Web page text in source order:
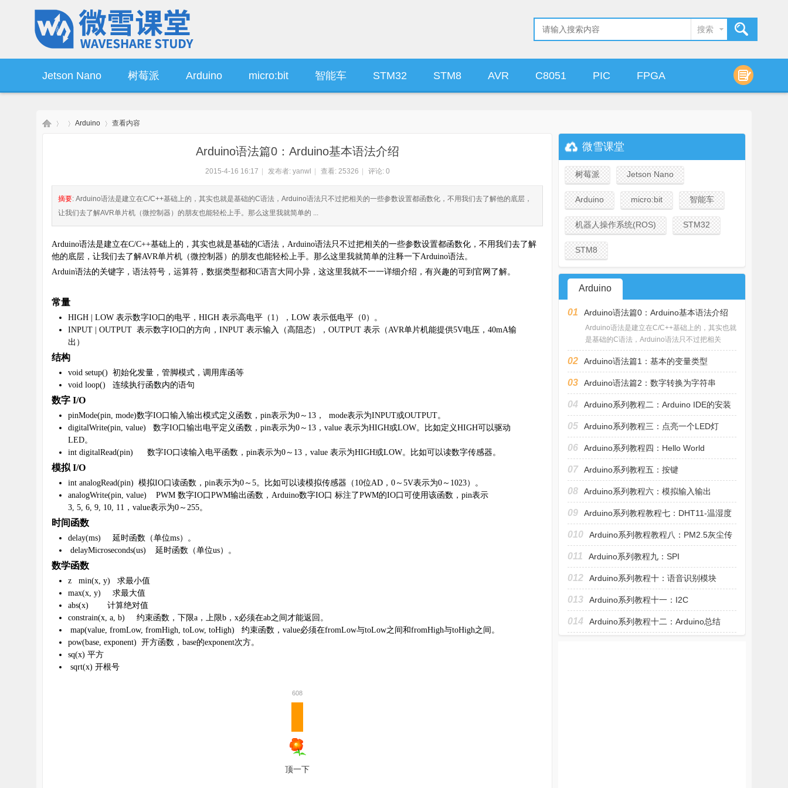
搜索
Jetson Nano 树莓派 Arduino micro:bit 智能车 STM32 STM8 AVR C8051 PIC FPGA
Arduino 查看内容
Arduino语法篇0：Arduino基本语法介绍
2015-4-16 16:17 发布者: yanwl 查看: 25326 评论: 0
摘要: Arduino语法是建立在C/C++基础上的，其实也就是基础的C语法，Arduino语法只不过把相关的一些参数设置都函数化，不用我们去了解他的底层，
让我们去了解AVR单片机（微控制器）的朋友也能轻松上手。那么这里我就简单的 ...
Arduino语法是建立在C/C++基础上的，其实也就是基础的C语法， Arduino语法只不过把相关的一些参数设置都函数化，不用我们去了解
他的底层，让我们去了解AVR单片机（微控制器）的朋友也能轻松上手。那么这里我就简单的注释一下Arduino语法。
Arduin语法的关键字，语法符号，运算符，数据类型都和C语言大同小异，这这里我就不一一详细介绍，有兴趣的可到官网了解。
常量
HIGH | LOW 表示数字IO口的电平， HIGH 表示高电平（ 1 ）， LOW 表示低电平（0）。
INPUT | OUTPUT 表示数字IO口的方向， INPUT 表示输入（高阻态）， OUTPUT 表示（AVR单片机能提供5V电压， 40mA输
出）
结构
void setup() 初始化发量，管脚模式，调用库函等
void loop()
连续执行函数内的语句
数字 I/O
pinMode(pin, mode)数字IO口输入输出模式定义函数， pin表示为0 ～ 13 ， mode表示为INPUT或OUTPUT。
digitalWrite(pin, value) 数字IO口输出电平定义函数， pin表示为0 ～ 13 ， value 表示为HIGH或LOW。比如定义HIGH可以驱动
LED。
int digitalRead(pin) 数字IO口读输入电平函数， pin表示为0 ～ 13 ， value 表示为HIGH或LOW。比如可以读数字传感器。
模拟 I/O
int analogRead(pin) 模拟IO口读函数， pin表示为0 ～ 5。比如可以读模拟传感器（ 10位AD ， 0 ～ 5V表示为0 ～ 1023）。
analogWrite(pin, value) PWM 数字IO口 PWM输出函数， Arduino数字IO口 标注了PWM的IO口可使用该函数， pin表示
3, 5, 6, 9, 10, 11 ， value表示为0 ～ 255。
时间函数
delay(ms) 延时函数（单位ms）。
delayMicroseconds(us) 延时函数（单位us）。
数学函数
z min(x, y) 求最小值
max(x, y) 求最大值
abs(x) 计算绝对值
constrain(x, a, b) 约束函数，下限a ，上限b ， x必须在ab之间才能返回。
map(value, fromLow, fromHigh, toLow, toHigh) 约束函数， value必须在fromLow与toLow之间和fromHigh与toHigh之间。
pow(base, exponent) 开方函数， base的exponent次方。
sq(x) 平方
sqrt(x) 开根号
608
顶一下
微雪课堂
树莓派 Jetson Nano
Arduino micro:bit 智能车
机器人操作系统(ROS) STM32
STM8
Arduino
01 Arduino语法篇0：Arduino基本语法介绍
Arduino语法是建立在C/C++基础上的，其实也就
是基础的C语法，Arduino语法只不过把相关
02 Arduino语法篇1：基本的变量类型
03 Arduino语法篇2：数字转换为字符串
04
Arduino系列教程二：Arduino IDE的安装
和使
05 Arduino系列教程三：点亮一个LED灯
06 Arduino系列教程四：Hello World
07 Arduino系列教程五：按键
08 Arduino系列教程六：模拟输入输出
09
Arduino系列教程教程七：DHT11-温湿度
传感
010
Arduino系列教程教程八：PM2.5灰尘传
感器
011 Arduino系列教程九：SPI
012
Arduino系列教程十：语音识别模块
LD3320
013 Arduino系列教程十一：I2C
014 Arduino系列教程十二：Arduino总结